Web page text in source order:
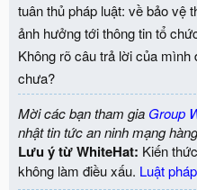
tuân thủ pháp luật: về bảo vệ
ảnh hưởng tới thông tin tổ
Không rõ câu trả lời của
chưa?
Mời các bạn tham gia Group
nhật tin tức an ninh mạng
Lưu ý từ WhiteHat: Kiến
không làm điều xấu. Luật